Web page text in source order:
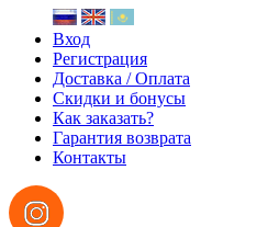
Вход
Регистрация
Доставка / Оплата
Скидки и бонусы
Как заказать?
Гарантия возврата
Контакты